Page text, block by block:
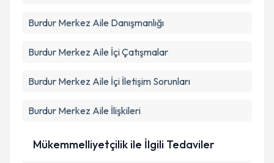
Burdur Merkez Aile Danışmanlığı
Burdur Merkez Aile İçi Çatışmalar
Burdur Merkez Aile İçi İletişim Sorunları
Burdur Merkez Aile İlişkileri
Mükemmelliyetçilik ile İlgili Tedaviler